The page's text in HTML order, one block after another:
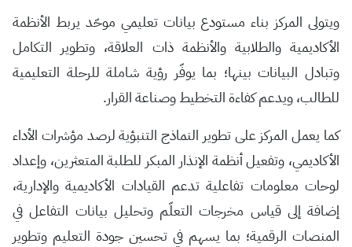
ويتولى المركز بناء مستودع بيانات تعليمي موحّد يربط الأنظمة
الأكاديمية والطلابية والأنظمة ذات العلاقة، وتطوير التكامل
وتبادل البيانات بينها؛ بما يوفّر رؤية شاملة للرحلة التعليمية
للطالب، ويدعم كفاءة التخطيط وصناعة القرار.
كما يعمل المركز على تطوير النماذج التنبؤية لرصد مؤشرات الأداء
الأكاديمي، وتفعيل أنظمة الإنذار المبكر للطلبة المتعثرين، وإعداد
لوحات معلومات تفاعلية تدعم القيادات الأكاديمية والإدارية،
إضافة إلى قياس مخرجات التعلّم وتحليل بيانات التفاعل في
المنصات الرقمية؛ بما يسهم في تحسين جودة التعليم وتطوير